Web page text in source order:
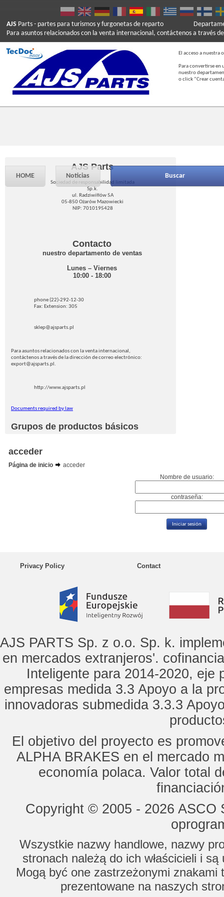
AJS Parts - partes para turismos y furgonetas de reparto
Para asuntos relacionados con la venta internacional, contáctenos a través
El acceso a nuestra
Para convertirse en
nuestro
o click “Crear
HOME Noticias Buscar
AJS Parts
Sociedad de responsabilidad limitada
Sp.k.
ul. Radziwiłłów 5A
05-850 Ożarów Mazowiecki
NIP: 7010195428
Contacto
nuestro departamento de ventas
Lunes – Viernes
10:00 - 18:00
phone (22)-292-12-30
Fax: Extension: 305
sklep@ajsparts.pl
Para asuntos relacionados con la venta internacional,
contáctenos a través de la dirección de correo electrónico:
export@ajsparts.pl.
http://www.ajsparts.pl
Documents required by law
Grupos de productos básicos
acceder
Página de inicio
acceder
Nombre de usuario:
contraseña:
Privacy Policy Contact
AJS PARTS Sp. z o.o. Sp. k.
en mercados extranjeros'.
Inteligente para 2014-2020, eje
empresas medida 3.3 Apoyo a la
innovadoras submedida 3.3.3
El objetivo del proyecto es
ALPHA BRAKES en el mercado
economía polaca. Valor total
Copyright © 2005 - 2026
Wszystkie nazwy handlowe, nazwy
stronach należą do ich właścicieli i
Mogą być one zastrzeżonymi znakami
prezentowane na naszych